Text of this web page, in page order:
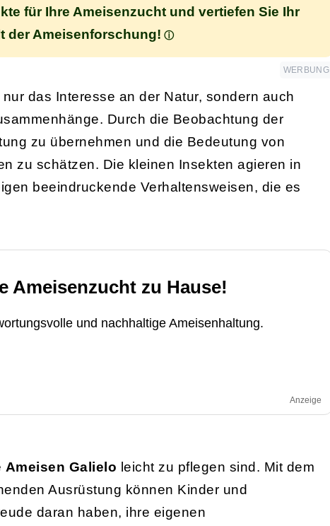
für Ihre Ameisenzucht und vertiefen Sie Ihr
der Ameisenforschung!
WERBUNG
das Interesse an der Natur, sondern auch
Durch die Beobachtung der
zu übernehmen und die Bedeutung von
zu schätzen. Die kleinen Insekten agieren in
beeindruckende Verhaltensweisen, die es
Ameisenzucht zu Hause!
und nachhaltige Ameisenhaltung.
Anzeige
Ameisen Galielo leicht zu pflegen sind. Mit dem
Ausrüstung können Kinder und
daran haben, ihre eigenen